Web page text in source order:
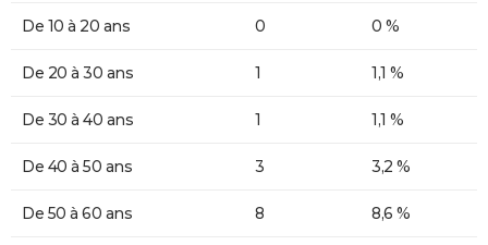
De 10 à 20 ans 0 0 %
De 20 à 30 ans 1 1,1 %
De 30 à 40 ans 1 1,1 %
De 40 à 50 ans 3 3,2 %
De 50 à 60 ans 8 8,6 %